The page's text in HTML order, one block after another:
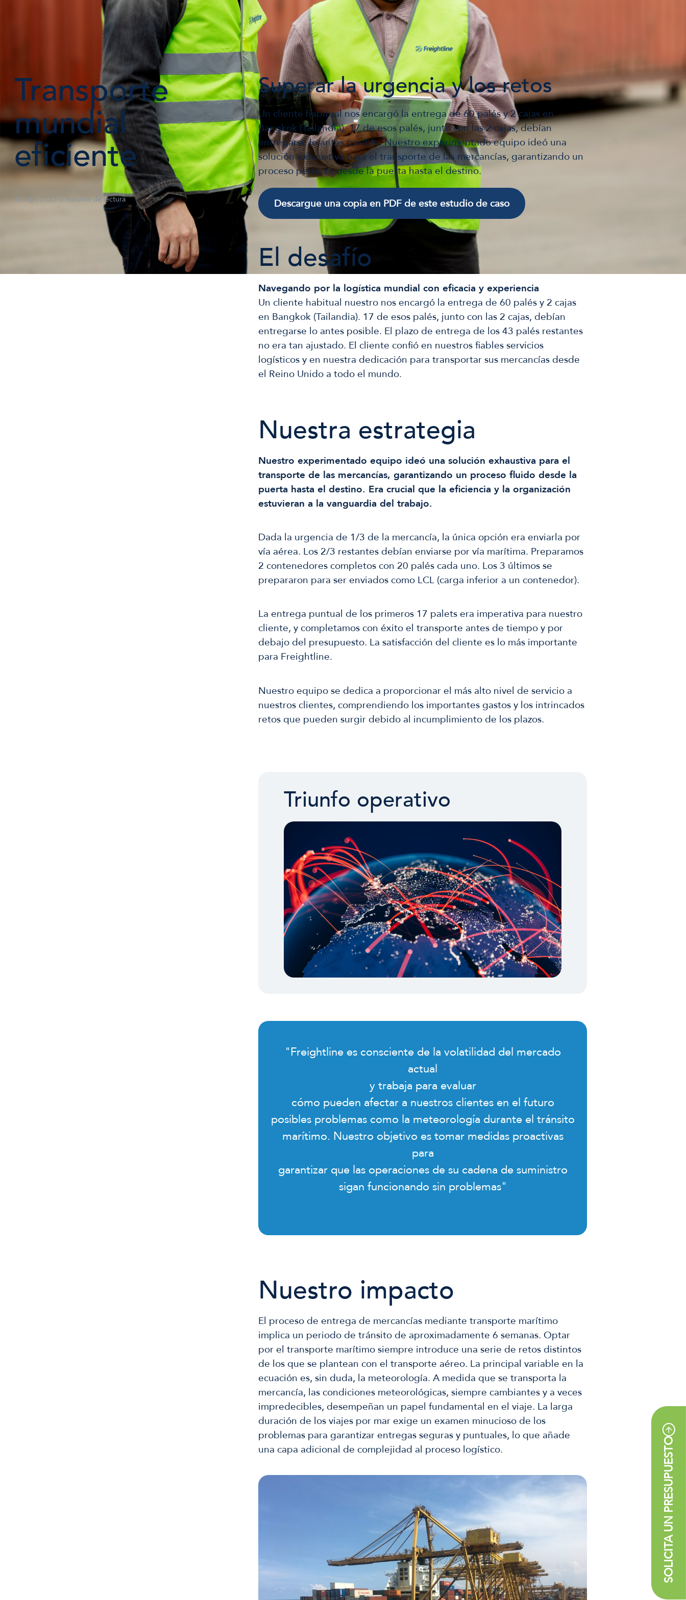
SOLICITA UN PRESUPUESTO
Transporte
mundial
eficiente
15 Ago 2023-3 minutos de lectura
Superar la urgencia y los retos
Un cliente habitual nos encargó la entrega de 60 palés y 2 cajas en
Bangkok (Tailandia). 17 de esos palés, junto con las 2 cajas, debían
entregarse lo antes posible. Nuestro experimentado equipo ideó una
solución exhaustiva para el transporte de las mercancías, garantizando un
proceso perfecto desde la puerta hasta el destino.
Descargue una copia en PDF de este estudio de caso
El desafío
Navegando por la logística mundial con eficacia y experiencia
Un cliente habitual nuestro nos encargó la entrega de 60 palés y 2 cajas
en Bangkok (Tailandia). 17 de esos palés, junto con las 2 cajas, debían
entregarse lo antes posible. El plazo de entrega de los 43 palés restantes
no era tan ajustado. El cliente confió en nuestros fiables servicios
logísticos y en nuestra dedicación para transportar sus mercancías desde
el Reino Unido a todo el mundo.
Nuestra estrategia
Nuestro experimentado equipo ideó una solución exhaustiva para el
transporte de las mercancías, garantizando un proceso fluido desde la
puerta hasta el destino. Era crucial que la eficiencia y la organización
estuvieran a la vanguardia del trabajo.
Dada la urgencia de 1/3 de la mercancía, la única opción era enviarla por
vía aérea. Los 2/3 restantes debían enviarse por vía marítima. Preparamos
2 contenedores completos con 20 palés cada uno. Los 3 últimos se
prepararon para ser enviados como LCL (carga inferior a un contenedor).
La entrega puntual de los primeros 17 palets era imperativa para nuestro
cliente, y completamos con éxito el transporte antes de tiempo y por
debajo del presupuesto. La satisfacción del cliente es lo más importante
para Freightline.
Nuestro equipo se dedica a proporcionar el más alto nivel de servicio a
nuestros clientes, comprendiendo los importantes gastos y los intrincados
retos que pueden surgir debido al incumplimiento de los plazos.
Triunfo operativo
"Freightline es consciente de la volatilidad del mercado
actual
y trabaja para evaluar
cómo pueden afectar a nuestros clientes en el futuro
posibles problemas como la meteorología durante el tránsito
marítimo. Nuestro objetivo es tomar medidas proactivas
para
garantizar que las operaciones de su cadena de suministro
sigan funcionando sin problemas"
Nuestro impacto
El proceso de entrega de mercancías mediante transporte marítimo
implica un periodo de tránsito de aproximadamente 6 semanas. Optar
por el transporte marítimo siempre introduce una serie de retos distintos
de los que se plantean con el transporte aéreo. La principal variable en la
ecuación es, sin duda, la meteorología. A medida que se transporta la
mercancía, las condiciones meteorológicas, siempre cambiantes y a veces
impredecibles, desempeñan un papel fundamental en el viaje. La larga
duración de los viajes por mar exige un examen minucioso de los
problemas para garantizar entregas seguras y puntuales, lo que añade
una capa adicional de complejidad al proceso logístico.